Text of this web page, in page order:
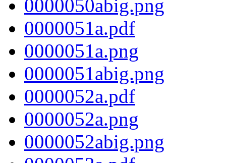
0000050abig.png
0000051a.pdf
0000051a.png
0000051abig.png
0000052a.pdf
0000052a.png
0000052abig.png